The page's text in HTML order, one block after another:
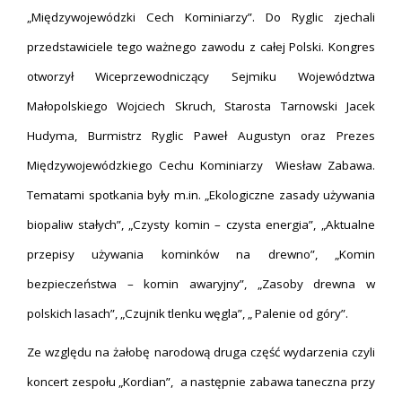
„Międzywojewódzki Cech Kominiarzy”. Do Ryglic zjechali
przedstawiciele tego ważnego zawodu z całej Polski. Kongres
otworzył Wiceprzewodniczący Sejmiku Województwa
Małopolskiego Wojciech Skruch, Starosta Tarnowski Jacek
Hudyma, Burmistrz Ryglic Paweł Augustyn oraz Prezes
Międzywojewódzkiego Cechu Kominiarzy Wiesław Zabawa.
Tematami spotkania były m.in. „Ekologiczne zasady używania
biopaliw stałych”, „Czysty komin – czysta energia”, „Aktualne
przepisy używania kominków na drewno”, „Komin
bezpieczeństwa – komin awaryjny”, „Zasoby drewna w
polskich lasach”, „Czujnik tlenku węgla”, „ Palenie od góry”.
Ze względu na żałobę narodową druga część wydarzenia czyli
koncert zespołu „Kordian”, a następnie zabawa taneczna przy